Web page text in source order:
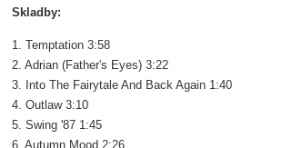
Skladby:
1. Temptation 3:58
2. Adrian (Father's Eyes) 3:22
3. Into The Fairytale And Back Again 1:40
4. Outlaw 3:10
5. Swing '87 1:45
6. Autumn Mood 2:26